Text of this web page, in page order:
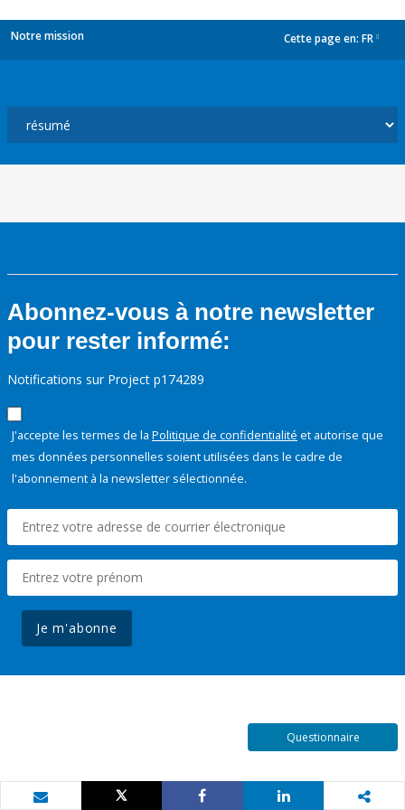
Notre mission Cette page en: FR
Abonnez-vous à notre newsletter
pour rester informé:
Notifications sur Project p174289
J'accepte les termes de la Politique de confidentialité et autorise que
mes données personnelles soient utilisées dans le cadre de
l'abonnement à la newsletter sélectionnée.
Je m'abonne
Questionnaire